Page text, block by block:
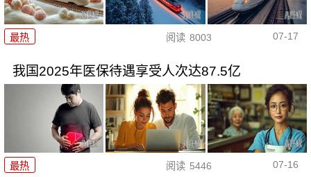
最热 阅读 8003 07-17
我国2025年医保待遇享受人次达87.5亿
最热 阅读 5446 07-16